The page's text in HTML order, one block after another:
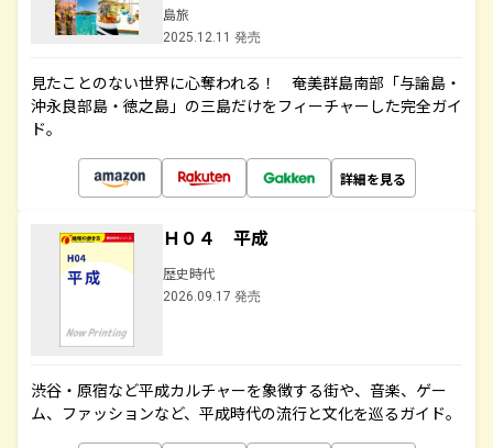
島旅
2025.12.11 発売
見たことのない世界に心奪われる！ 奄美群島南部「与論島・
沖永良部島・徳之島」の三島だけをフィーチャーした完全ガイ
ド。
詳細を見る
Ｈ０４ 平成
歴史時代
2026.09.17 発売
渋谷・原宿など平成カルチャーを象徴する街や、音楽、ゲー
ム、ファッションなど、平成時代の流行と文化を巡るガイド。